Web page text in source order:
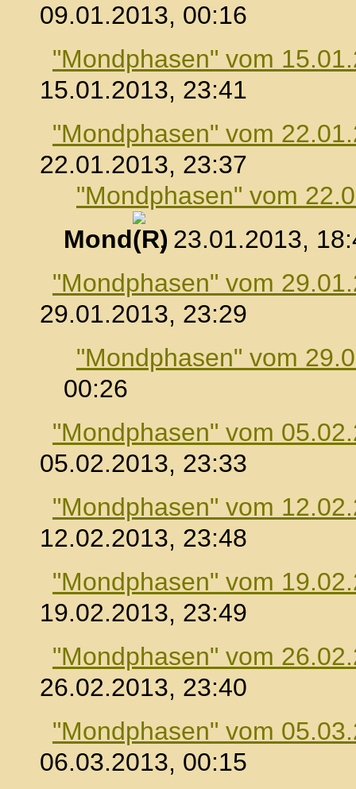
09.01.2013, 00:16
"Mondphasen" vom
15.01.2013, 23:41
"Mondphasen" vom
22.01.2013, 23:37
"Mondphasen" vom
Mond
, 23.01.2013,
"Mondphasen" vom
29.01.2013, 23:29
"Mondphasen" vom
00:26
"Mondphasen" vom
05.02.2013, 23:33
"Mondphasen" vom
12.02.2013, 23:48
"Mondphasen" vom
19.02.2013, 23:49
"Mondphasen" vom
26.02.2013, 23:40
"Mondphasen" vom
06.03.2013, 00:15